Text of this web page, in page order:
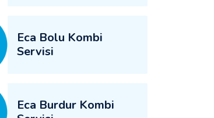
Eca Bolu Kombi
Servisi
Eca Burdur Kombi